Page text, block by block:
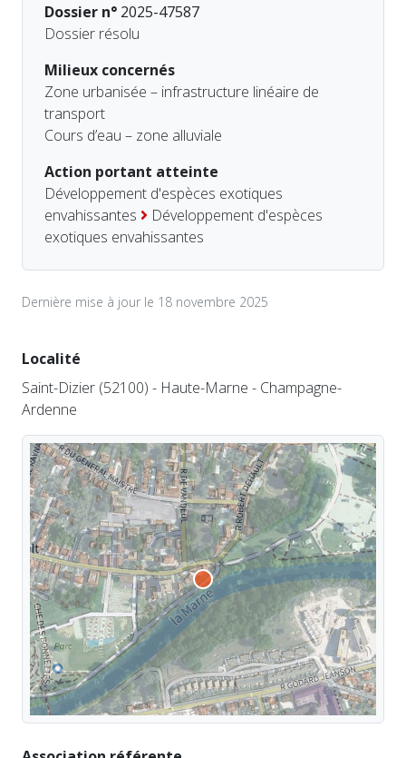
Dossier n° 2025-47587
Dossier résolu
Milieux concernés
Zone urbanisée – infrastructure linéaire de
transport
Cours d’eau – zone alluviale
Action portant atteinte
Développement d'espèces exotiques
envahissantes
Développement d'espèces
exotiques envahissantes
Dernière mise à jour le 18 novembre 2025
Localité
Saint-Dizier (52100) - Haute-Marne - Champagne-
Ardenne